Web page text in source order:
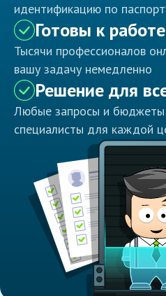
идентификацию по
Готовы к
Тысячи профессионалов
вашу задачу немедленно
Решение для
Любые запросы и бюджеты
специалисты для каждой